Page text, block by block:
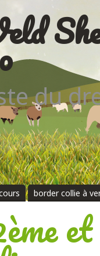
du
border collie à